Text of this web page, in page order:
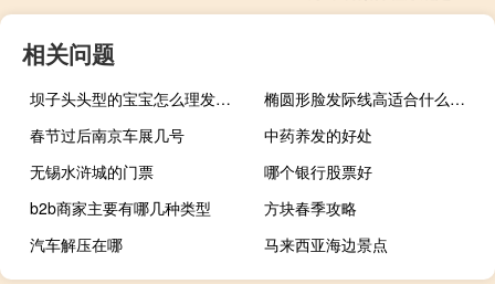
相关问题
坝子头头型的宝宝怎么理发好看
椭圆形脸发际线高适合什么发型女生
春节过后南京车展几号
中药养发的好处
无锡水浒城的门票
哪个银行股票好
b2b商家主要有哪几种类型
方块春季攻略
汽车解压在哪
马来西亚海边景点